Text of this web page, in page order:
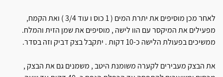
לאחר מכן מוסיפים את יתרת המים ( 1 כוס ו עוד 3/4 ) ואת הקמח,
מפעילים את המיקסר עם הוו לישה , מוסיפים את שמן הזית והמלח.
ממשיכים בפעולת הלישה כ-10 דקות . יתקבל בצק דביק וזה בסדר.
את הבצק מעבירים לקערה משומנת היטב , משמנים גם את הבצק ,